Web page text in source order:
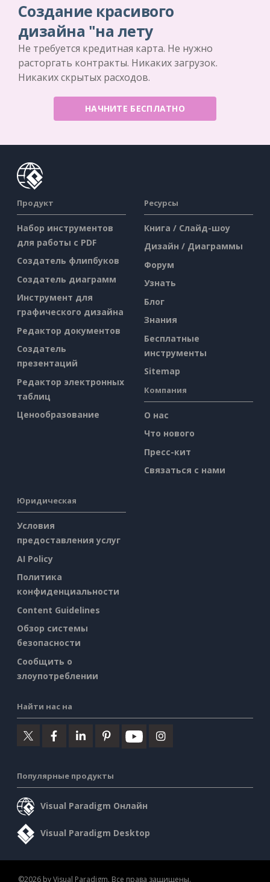
Создание красивого
дизайна "на лету
Не требуется кредитная карта. Не нужно
расторгать контракты. Никаких загрузок.
Никаких скрытых расходов.
НАЧНИТЕ БЕСПЛАТНО
Продукт
Набор инструментов
для работы с PDF
Создатель флипбуков
Создатель диаграмм
Инструмент для
графического дизайна
Редактор документов
Создатель
презентаций
Редактор электронных
таблиц
Ценообразование
Ресурсы
Книга / Слайд-шоу
Дизайн / Диаграммы
Форум
Узнать
Блог
Знания
Бесплатные
инструменты
Sitemap
Компания
О нас
Что нового
Пресс-кит
Связаться с нами
Юридическая
Условия
предоставления услуг
AI Policy
Политика
конфиденциальности
Content Guidelines
Обзор системы
безопасности
Сообщить о
злоупотреблении
Найти нас на
Популярные продукты
Visual Paradigm Онлайн
Visual Paradigm Desktop
©2026 by Visual Paradigm. Все права защищены.